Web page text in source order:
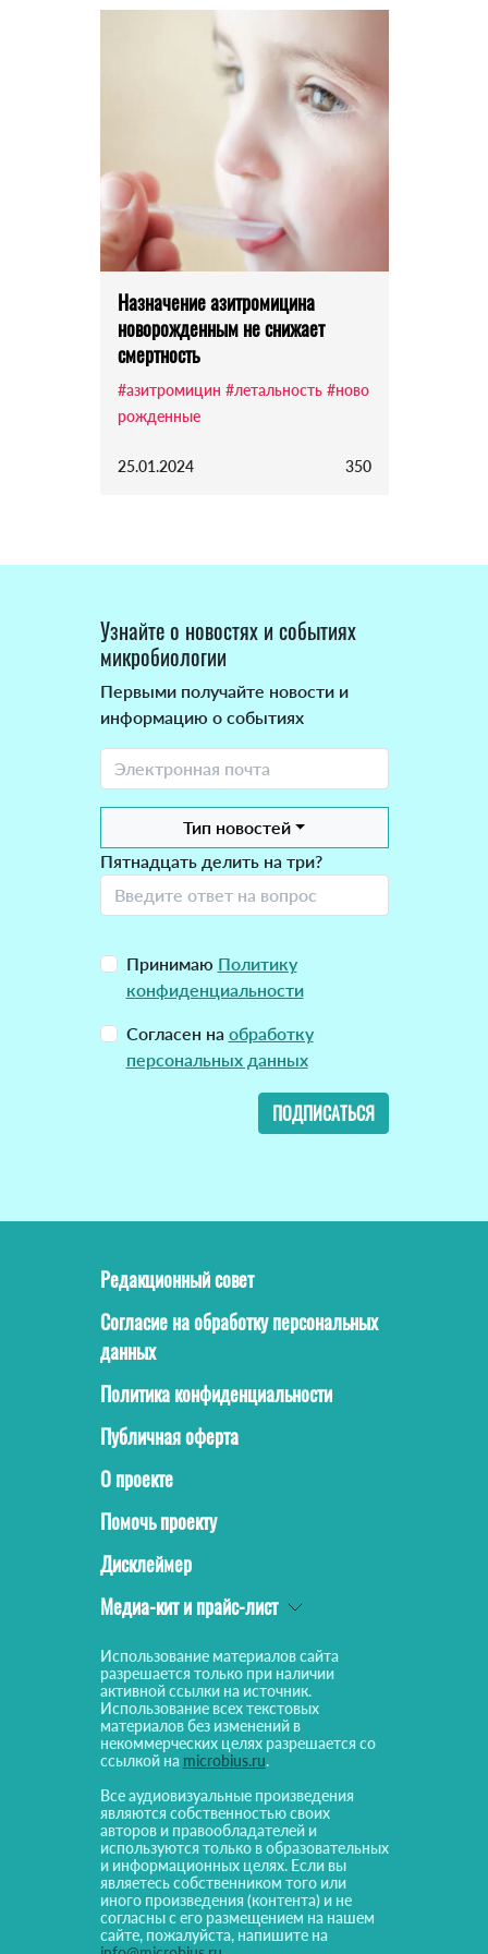
Назначение азитромицина
новорожденным не снижает
смертность
#азитромицин #летальность #ново
рожденные
25.01.2024 350
Узнайте о новостях и событиях
микробиологии
Первыми получайте новости и
информацию о событиях
Тип новостей
Пятнадцать делить на три?
Принимаю Политику
конфиденциальности
Согласен на обработку
персональных данных
ПОДПИСАТЬСЯ
Редакционный совет
Согласие на обработку персональных
данных
Политика конфиденциальности
Публичная оферта
О проекте
Помочь проекту
Дисклеймер
Медиа-кит и прайс-лист
Использование материалов сайта
разрешается только при наличии
активной ссылки на источник.
Использование всех текстовых
материалов без изменений в
некоммерческих целях разрешается со
ссылкой на microbius.ru.
Все аудиовизуальные произведения
являются собственностью своих
авторов и правообладателей и
используются только в образовательных
и информационных целях. Если вы
являетесь собственником того или
иного произведения (контента) и не
согласны с его размещением на нашем
сайте, пожалуйста, напишите на